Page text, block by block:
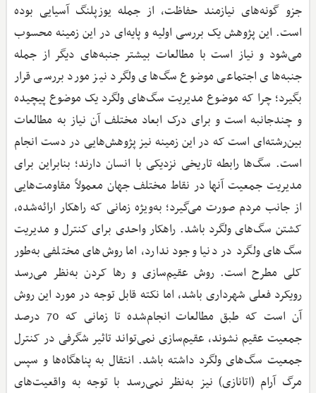
جزو گونه‌های نیازمند حفاظت، از جمله یوزپلنگ آسیایی بوده
است. این پژوهش یک بررسی اولیه و پایه‌ای در این زمینه محسوب
می‌شود و نیاز است با مطالعات بیشتر جنبه‌های دیگر از جمله
جنبه‌های اجتماعی موضوع سگ‌های ولگرد نیز مورد بررسی قرار
بگیرد؛ چرا که موضوع مدیریت سگ‌های ولگرد یک موضوع پیچیده
و چندجانبه است و برای درک ابعاد مختلف آن نیاز به مطالعات
بین‌رشته‌ای است که در این زمینه نیز پژوهش‌هایی در دست انجام
است. سگ‌ها رابطه تاریخی نزدیکی با انسان دارند؛ بنابراین برای
مدیریت جمعیت آنها در نقاط مختلف جهان معمولاً مقاومت‌هایی
از جانب مردم صورت می‌گیرد؛ به‌ویژه زمانی که راهکار ارائه‌شده،
کشتن سگ‌های ولگرد باشد. راهکار واحدی برای کنترل و مدیریت
سگ‌های ولگرد در دنیا وجود ندارد، اما روش‌های مختلفی به‌طور
کلی مطرح است. روش عقیم‌سازی و رها کردن به‌نظر می‌رسد
رویکرد فعلی شهرداری باشد، اما نکته قابل توجه در مورد این روش
آن است که طبق مطالعات انجام‌شده تا زمانی که 70 درصد
جمعیت عقیم نشوند، عقیم‌سازی نمی‌تواند تاثیر شگرفی در کنترل
جمعیت سگ‌های ولگرد داشته باشد. انتقال به پناهگاه‌ها و سپس
مرگ آرام (اتانازی) نیز به‌نظر نمی‌رسد با توجه به واقعیت‌های